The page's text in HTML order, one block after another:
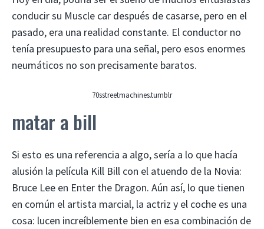
conducir su Muscle car después de casarse, pero en el
pasado, era una realidad constante. El conductor no
tenía presupuesto para una señal, pero esos enormes
neumáticos no son precisamente baratos.
70sstreetmachines.tumblr
matar a bill
Si esto es una referencia a algo, sería a lo que hacía
alusión la película Kill Bill con el atuendo de la Novia:
Bruce Lee en Enter the Dragon. Aún así, lo que tienen
en común el artista marcial, la actriz y el coche es una
cosa: lucen increíblemente bien en esa combinación de